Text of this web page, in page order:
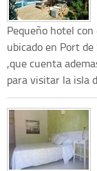
Pequeño hotel
ubicado en Port
,que cuenta
para visitar la isla